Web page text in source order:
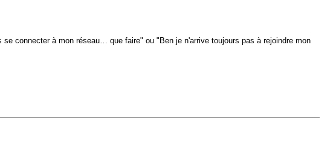
connecter à mon réseau… que faire" ou "Ben je n'arrive toujours pas à rejoindre mon